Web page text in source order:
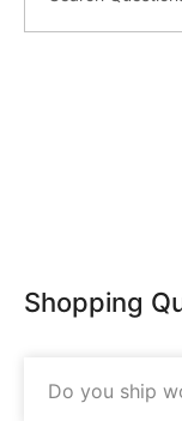
Shopping
Do you ship